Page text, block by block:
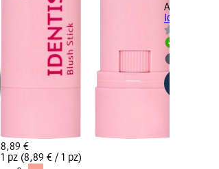
8,89 €
1 pz (8,89 € / 1 pz)
ASTRA
Identistick